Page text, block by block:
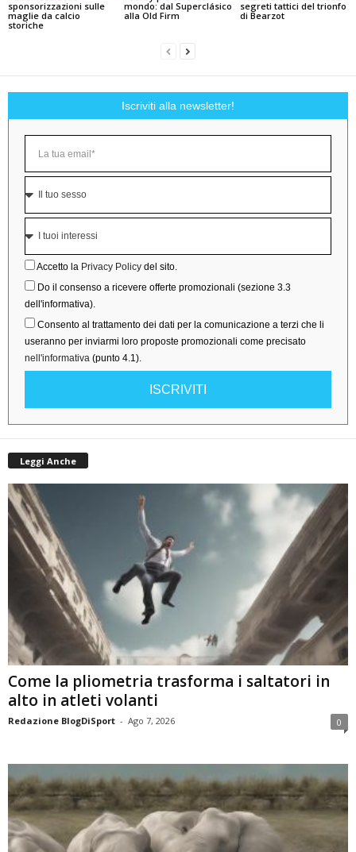
sponsorizzazioni sulle
maglie da calcio
storiche
mondo: dal Superclásico
alla Old Firm
segreti tattici del trionfo
di Bearzot
Iscriviti alla newsletter!
Accetto la Privacy Policy del sito.
Do il consenso a ricevere offerte promozionali (sezione 3.3
dell'informativa).
Consento al trattamento dei dati per la comunicazione a terzi che li
useranno per inviarmi loro proposte promozionali come precisato
nell'informativa (punto 4.1).
ISCRIVITI
Leggi Anche
Come la pliometria trasforma i saltatori in
alto in atleti volanti
Redazione BlogDiSport - Ago 7, 2026 0